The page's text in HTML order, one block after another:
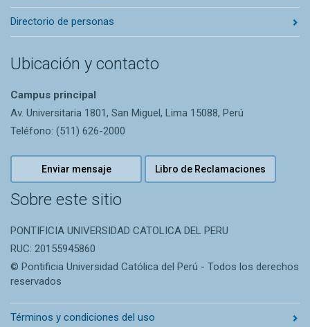
Directorio de personas
Ubicación y contacto
Campus principal
Av. Universitaria 1801, San Miguel, Lima 15088, Perú
Teléfono: (511) 626-2000
Enviar mensaje Libro de Reclamaciones
Sobre este sitio
PONTIFICIA UNIVERSIDAD CATOLICA DEL PERU
RUC: 20155945860
© Pontificia Universidad Católica del Perú - Todos los derechos
reservados
Términos y condiciones del uso